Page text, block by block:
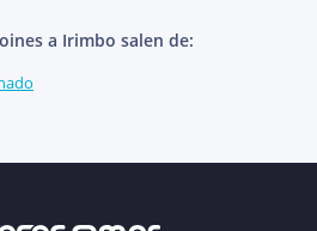
a Irimbo salen de: